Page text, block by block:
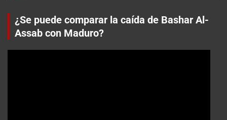
¿Se puede comparar la caída de Bashar Al-
Assab con Maduro?